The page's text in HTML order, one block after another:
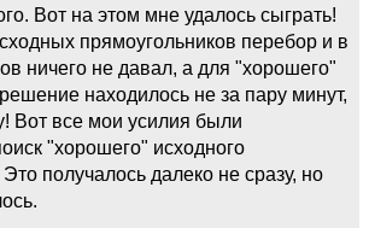
Вот на этом мне удалось сыграть!
прямоугольников перебор и в
ничего не давал, а для "хорошего"
находилось не за пару минут,
Вот все мои усилия были
"хорошего" исходного
получалось далеко не сразу, но